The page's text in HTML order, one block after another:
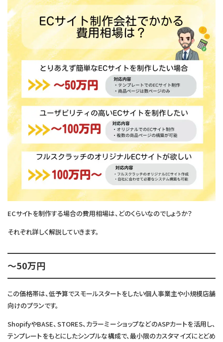
ECサイトを制作する場合の費用相場は、どのくらいなのでしょうか？
それぞれ詳しく解説していきます。
～50万円
この価格帯は、低予算でスモールスタートをしたい個人事業主や小規模店舗
向けのプランです。
ShopifyやBASE、STORES、カラーミーショップなどのASPカートを活用し、
テンプレートをもとにしたシンプルな構成で、最小限のカスタマイズにとどめ